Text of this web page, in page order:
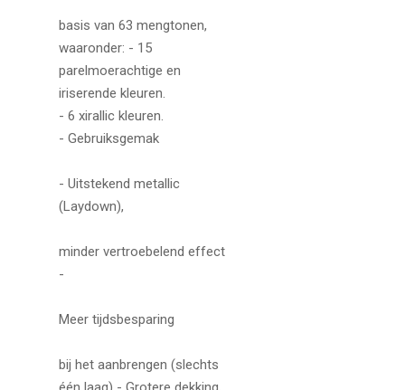
basis van 63 mengtonen,
waaronder: - 15
parelmoerachtige en
iriserende kleuren.
- 6 xirallic kleuren.
- Gebruiksgemak
- Uitstekend metallic
(Laydown),
minder vertroebelend effect
-
Meer tijdsbesparing
bij het aanbrengen (slechts